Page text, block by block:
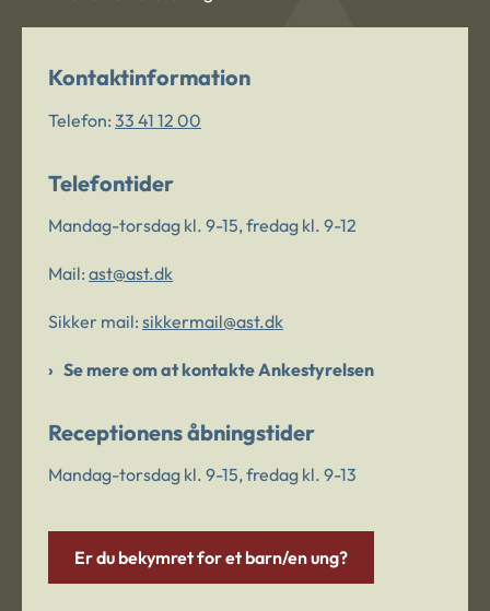
Kontaktinformation
Telefon: 33 41 12 00
Telefontider
Mandag-torsdag kl. 9-15, fredag kl. 9-12
Mail: ast@ast.dk
Sikker mail: sikkermail@ast.dk
Se mere om at kontakte Ankestyrelsen
Receptionens åbningstider
Mandag-torsdag kl. 9-15, fredag kl. 9-13
Er du bekymret for et barn/en ung?